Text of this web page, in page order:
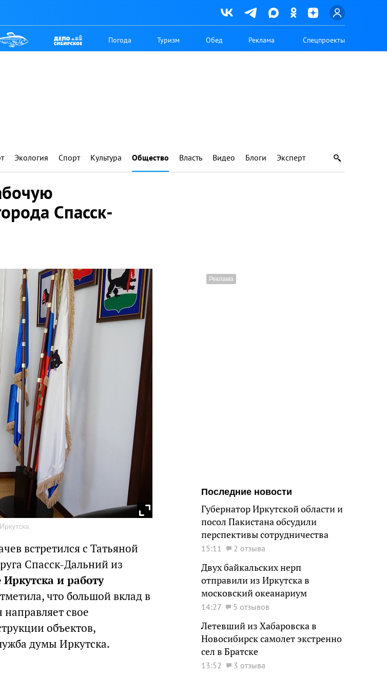
Погода Туризм Обед Реклама Спецпроекты
Экология Спорт Культура Общество Власть Видео Блоги Эксперт
Спасск-
встретился с Татьяной
Спасск-Дальний из
Иркутска и работу
что большой вклад в
свое
объектов,
думы Иркутска.
Последние новости
Губернатор Иркутской области и
посол Пакистана обсудили
перспективы сотрудничества
15:11 2 отзыва
Двух байкальских нерп
отправили из Иркутска в
московский океанариум
14:27 5 отзывов
Летевший из Хабаровска в
Новосибирск самолет экстренно
сел в Братске
13:52 3 отзыва